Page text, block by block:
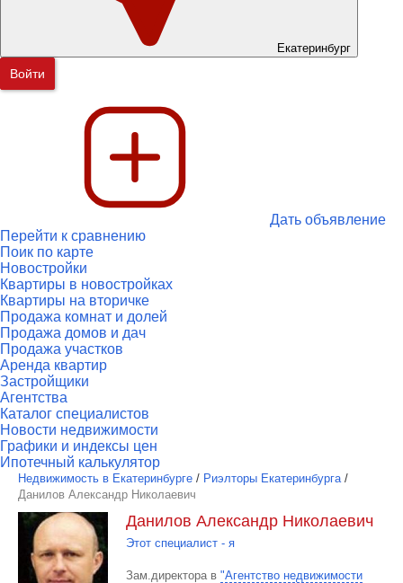
Екатеринбург
Войти
Дать объявление
Перейти к сравнению
Поик по карте
Новостройки
Квартиры в новостройках
Квартиры на вторичке
Продажа комнат и долей
Продажа домов и дач
Продажа участков
Аренда квартир
Застройщики
Агентства
Каталог специалистов
Новости недвижимости
Графики и индексы цен
Ипотечный калькулятор
Недвижимость в Екатеринбурге / Риэлторы Екатеринбурга /
Данилов Александр Николаевич
Данилов Александр Николаевич
Этот специалист - я
Зам.директора в "Агентство недвижимости